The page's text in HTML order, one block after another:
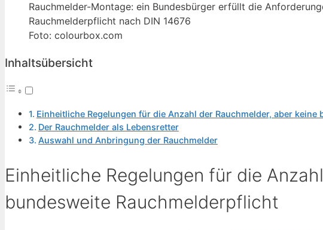
Rauchmelder-Montage: ein Bundesbürger erfüllt die
Rauchmelderpflicht nach DIN 14676
Foto: colourbox.com
Inhaltsübersicht
Einheitliche Regelungen für die Anzahl der Rauchmelder, aber
Der Rauchmelder als Lebensretter
Auswahl und Anbringung der Rauchmelder
Einheitliche Regelungen für die
bundesweite Rauchmelderpflicht